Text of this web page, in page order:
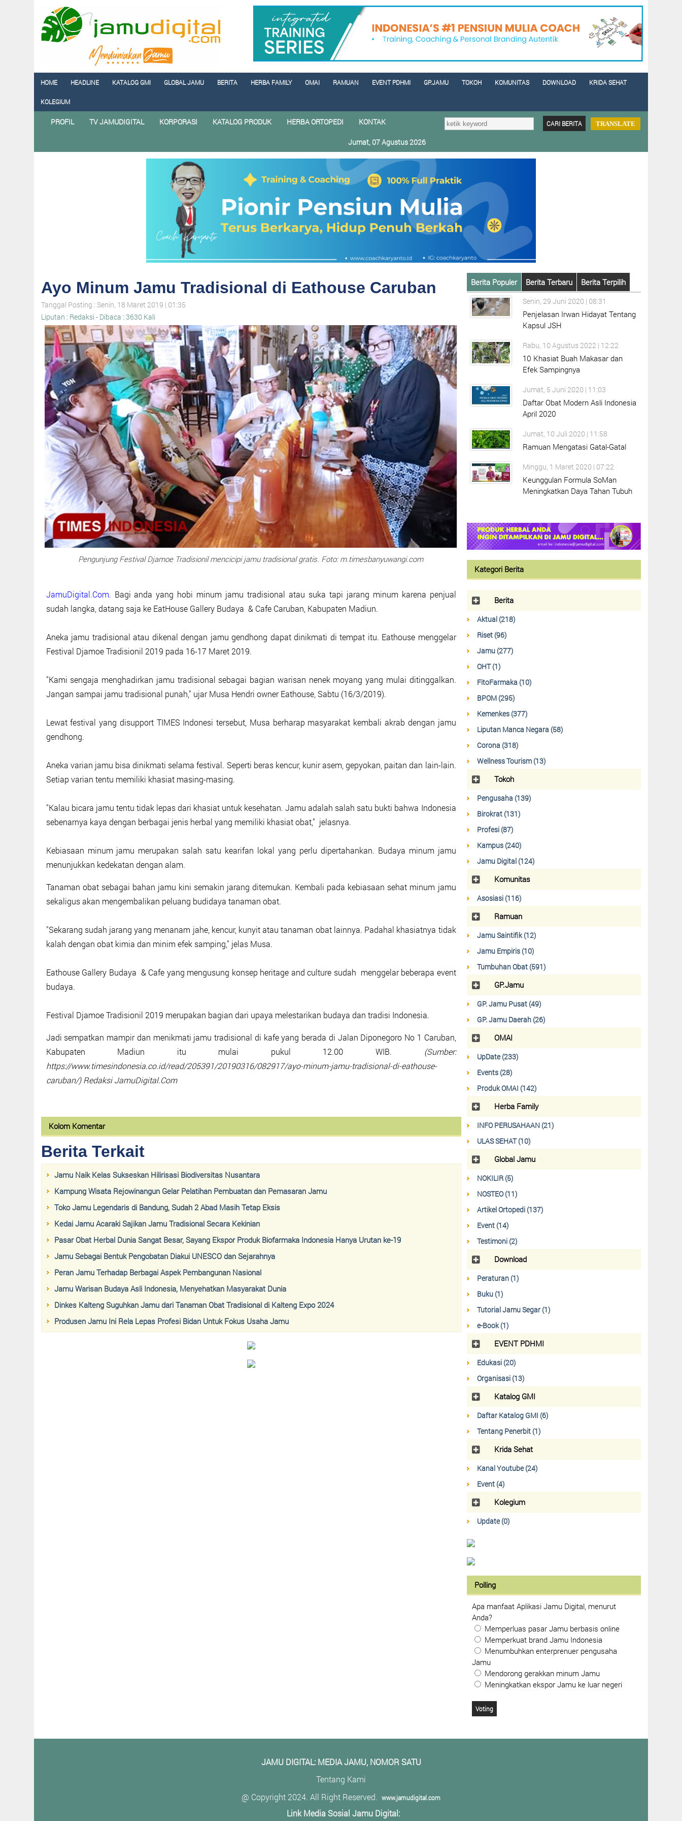
HOME HEADLINE KATALOG GMI GLOBAL JAMU BERITA HERBA FAMILY OMAI RAMUAN EVENT PDHMI GP.JAMU TOKOH KOMUNITAS DOWNLOAD KRIDA SEHAT
KOLEGIUM
PROFIL TV JAMUDIGITAL KORPORASI KATALOG PRODUK HERBA ORTOPEDI KONTAK TRANSLATE
Jumat, 07 Agustus 2026
Ayo Minum Jamu Tradisional di Eathouse Caruban
Tanggal Posting : Senin, 18 Maret 2019 | 01:35
Liputan : Redaksi - Dibaca : 3630 Kali
Pengunjung Festival Djamoe Tradisionil mencicipi jamu tradisional gratis. Foto: m.timesbanyuwangi.com
JamuDigital.Com. Bagi anda yang hobi minum jamu tradisional atau suka tapi jarang minum karena penjual
sudah langka, datang saja ke EatHouse Gallery Budaya & Cafe Caruban, Kabupaten Madiun.
Aneka jamu tradisional atau dikenal dengan jamu gendhong dapat dinikmati di tempat itu. Eathouse menggelar
Festival Djamoe Tradisionil 2019 pada 16-17 Maret 2019.
"Kami sengaja menghadirkan jamu tradisional sebagai bagian warisan nenek moyang yang mulai ditinggalkan.
Jangan sampai jamu tradisional punah," ujar Musa Hendri owner Eathouse, Sabtu (16/3/2019).
Lewat festival yang disupport TIMES Indonesi tersebut, Musa berharap masyarakat kembali akrab dengan jamu
gendhong.
Aneka varian jamu bisa dinikmati selama festival. Seperti beras kencur, kunir asem, gepyokan, paitan dan lain-lain.
Setiap varian tentu memiliki khasiat masing-masing.
"Kalau bicara jamu tentu tidak lepas dari khasiat untuk kesehatan. Jamu adalah salah satu bukti bahwa Indonesia
sebenarnya kaya dengan berbagai jenis herbal yang memiliki khasiat obat," jelasnya.
Kebiasaan minum jamu merupakan salah satu kearifan lokal yang perlu dipertahankan. Budaya minum jamu
menunjukkan kedekatan dengan alam.
Tanaman obat sebagai bahan jamu kini semakin jarang ditemukan. Kembali pada kebiasaan sehat minum jamu
sekaligus akan mengembalikan peluang budidaya tanaman obat.
"Sekarang sudah jarang yang menanam jahe, kencur, kunyit atau tanaman obat lainnya. Padahal khasiatnya tidak
kalah dengan obat kimia dan minim efek samping," jelas Musa.
Eathouse Gallery Budaya & Cafe yang mengusung konsep heritage and culture sudah menggelar beberapa event
budaya.
Festival Djamoe Tradisionil 2019 merupakan bagian dari upaya melestarikan budaya dan tradisi Indonesia.
Jadi sempatkan mampir dan menikmati jamu tradisional di kafe yang berada di Jalan Diponegoro No 1 Caruban,
Kabupaten Madiun itu mulai pukul 12.00 WIB. (Sumber:
https://www.timesindonesia.co.id/read/205391/20190316/082917/ayo-minum-jamu-tradisional-di-eathouse-
caruban/) Redaksi JamuDigital.Com
Kolom Komentar
Berita Terkait
Jamu Naik Kelas Sukseskan Hilirisasi Biodiversitas Nusantara
Kampung Wisata Rejowinangun Gelar Pelatihan Pembuatan dan Pemasaran Jamu
Toko Jamu Legendaris di Bandung, Sudah 2 Abad Masih Tetap Eksis
Kedai Jamu Acaraki Sajikan Jamu Tradisional Secara Kekinian
Pasar Obat Herbal Dunia Sangat Besar, Sayang Ekspor Produk Biofarmaka Indonesia Hanya Urutan ke-19
Jamu Sebagai Bentuk Pengobatan Diakui UNESCO dan Sejarahnya
Peran Jamu Terhadap Berbagai Aspek Pembangunan Nasional
Jamu Warisan Budaya Asli Indonesia, Menyehatkan Masyarakat Dunia
Dinkes Kalteng Suguhkan Jamu dari Tanaman Obat Tradisional di Kalteng Expo 2024
Produsen Jamu Ini Rela Lepas Profesi Bidan Untuk Fokus Usaha Jamu
Berita Populer Berita Terbaru Berita Terpilih
Senin, 29 Juni 2020 | 08:31
Penjelasan Irwan Hidayat Tentang
Kapsul JSH
Rabu, 10 Agustus 2022 | 12:22
10 Khasiat Buah Makasar dan
Efek Sampingnya
Jumat, 5 Juni 2020 | 11:03
Daftar Obat Modern Asli Indonesia
April 2020
Jumat, 10 Juli 2020 | 11:58
Ramuan Mengatasi Gatal-Gatal
Minggu, 1 Maret 2020 | 07:22
Keunggulan Formula SoMan
Meningkatkan Daya Tahan Tubuh
Kategori Berita
Berita
Aktual (218)
Riset (96)
Jamu (277)
OHT (1)
FitoFarmaka (10)
BPOM (295)
Kemenkes (377)
Liputan Manca Negara (58)
Corona (318)
Wellness Tourism (13)
Tokoh
Pengusaha (139)
Birokrat (131)
Profesi (87)
Kampus (240)
Jamu Digital (124)
Komunitas
Asosiasi (116)
Ramuan
Jamu Saintifik (12)
Jamu Empiris (10)
Tumbuhan Obat (591)
GP.Jamu
GP. Jamu Pusat (49)
GP. Jamu Daerah (26)
OMAI
UpDate (233)
Events (28)
Produk OMAI (142)
Herba Family
INFO PERUSAHAAN (21)
ULAS SEHAT (10)
Global Jamu
NOKILIR (5)
NOSTEO (11)
Artikel Ortopedi (137)
Event (14)
Testimoni (2)
Download
Peraturan (1)
Buku (1)
Tutorial Jamu Segar (1)
e-Book (1)
EVENT PDHMI
Edukasi (20)
Organisasi (13)
Katalog GMI
Daftar Katalog GMI (6)
Tentang Penerbit (1)
Krida Sehat
Kanal Youtube (24)
Event (4)
Kolegium
Update (0)
Polling
Apa manfaat Aplikasi Jamu Digital, menurut
Anda?
Memperluas pasar Jamu berbasis online
Memperkuat brand Jamu Indonesia
Menumbuhkan enterprenuer pengusaha
Jamu
Mendorong gerakkan minum Jamu
Meningkatkan ekspor Jamu ke luar negeri
JAMU DIGITAL: MEDIA JAMU, NOMOR SATU
Tentang Kami
@ Copyright 2024. All Right Reserved.
www.jamudigital.com
Link Media Sosial Jamu Digital: